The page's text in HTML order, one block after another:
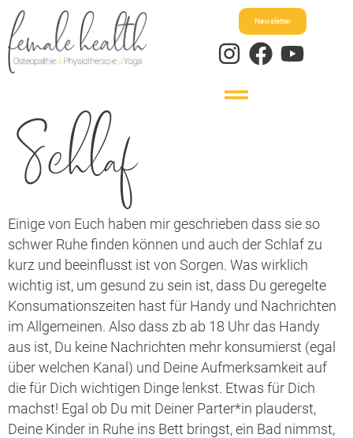
Newsletter
Schlaf
Einige von Euch haben mir geschrieben dass sie so
schwer Ruhe finden können und auch der Schlaf zu
kurz und beeinflusst ist von Sorgen. Was wirklich
wichtig ist, um gesund zu sein ist, dass Du geregelte
Konsumationszeiten hast für Handy und Nachrichten
im Allgemeinen. Also dass zb ab 18 Uhr das Handy
aus ist, Du keine Nachrichten mehr konsumierst (egal
über welchen Kanal) und Deine Aufmerksamkeit auf
die für Dich wichtigen Dinge lenkst. Etwas für Dich
machst! Egal ob Du mit Deiner Parter*in plauderst,
Deine Kinder in Ruhe ins Bett bringst, ein Bad nimmst,